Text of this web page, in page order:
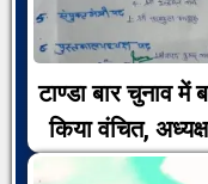
टाण्डा बार चुनाव में
किया वंचित,